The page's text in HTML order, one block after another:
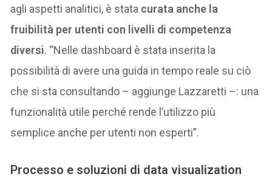
agli aspetti analitici, è stata curata anche la
fruibilità per utenti con livelli di competenza
diversi. “Nelle dashboard è stata inserita la
possibilità di avere una guida in tempo reale su ciò
che si sta consultando – aggiunge Lazzaretti –: una
funzionalità utile perché rende l’utilizzo più
semplice anche per utenti non esperti”.
Processo e soluzioni di data visualization